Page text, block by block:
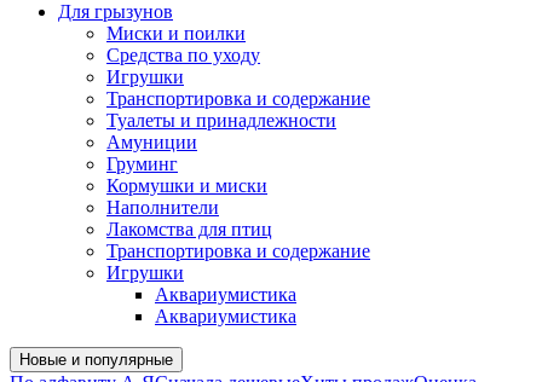
Для грызунов
Миски и поилки
Средства по уходу
Игрушки
Транспортировка и содержание
Туалеты и принадлежности
Амуниции
Груминг
Кормушки и миски
Наполнители
Лакомства для птиц
Транспортировка и содержание
Игрушки
Аквариумистика
Аквариумистика
Новые и популярные